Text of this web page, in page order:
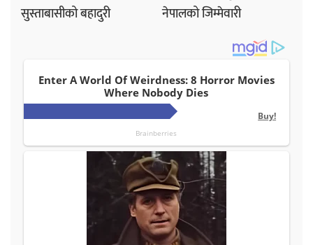
सुस्ताबासीको बहादुरी
नेपालको जिम्मेवारी